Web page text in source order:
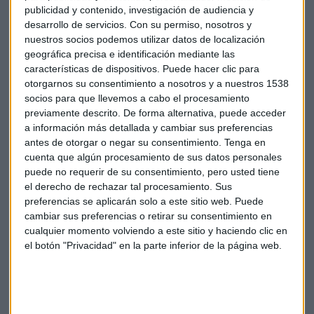
publicidad y contenido, investigación de audiencia y
desarrollo de servicios. Con su permiso, nosotros y
nuestros socios podemos utilizar datos de localización
geográfica precisa e identificación mediante las
características de dispositivos. Puede hacer clic para
otorgarnos su consentimiento a nosotros y a nuestros 1538
socios para que llevemos a cabo el procesamiento
previamente descrito. De forma alternativa, puede acceder
a información más detallada y cambiar sus preferencias
antes de otorgar o negar su consentimiento. Tenga en
cuenta que algún procesamiento de sus datos personales
puede no requerir de su consentimiento, pero usted tiene
el derecho de rechazar tal procesamiento. Sus
preferencias se aplicarán solo a este sitio web. Puede
cambiar sus preferencias o retirar su consentimiento en
cualquier momento volviendo a este sitio y haciendo clic en
el botón "Privacidad" en la parte inferior de la página web.
Además Google ha avisado de que cambiara la forma de
pagar a sus vicepresidentes a partir del año que viene. A
partir de 2016 pagara a estos ejecutivos un salario anual y
un pago bianual para cada uno de ellos.
Javier Uriarte.
Google CFO